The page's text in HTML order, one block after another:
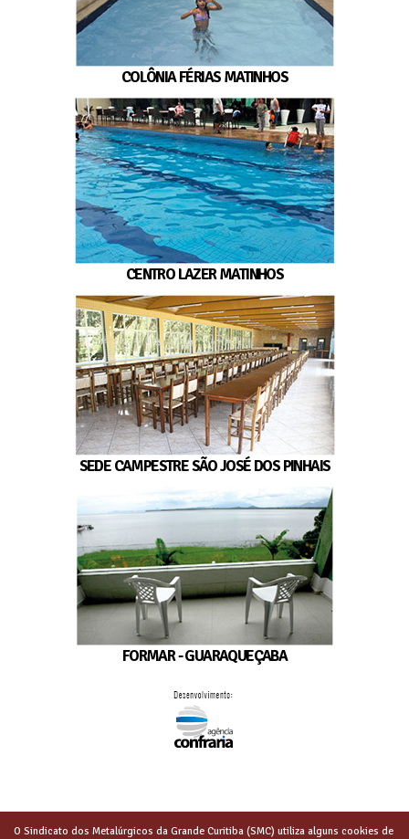
COLÔNIA FÉRIAS MATINHOS
CENTRO LAZER MATINHOS
SEDE CAMPESTRE SÃO JOSÉ DOS PINHAIS
FORMAR - GUARAQUEÇABA
O Sindicato dos Metalúrgicos da Grande Curitiba (SMC) utiliza alguns cookies de